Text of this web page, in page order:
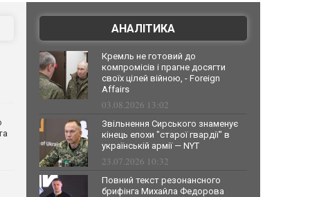
АНАЛІТИКА
Кремль не готовий до
компромісів і прагне досягти
своїх цілей війною, - Foreign
Affairs
03.08.2026 13:02
Звільнення Сирського знаменує
кінець епохи "старої гвардії" в
українській армії — NYT
23.07.2026 10:32
Повний текст резонансного
брифінга Михайла Федорова